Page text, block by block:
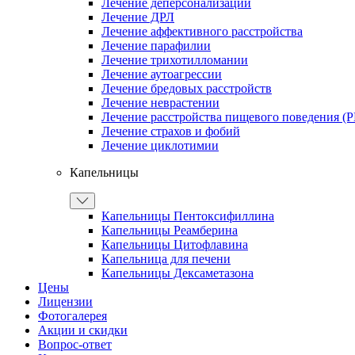
Лечение деперсонализации
Лечение ДРЛ
Лечение аффективного расстройства
Лечение парафилии
Лечение трихотилломании
Лечение аутоагрессии
Лечение бредовых расстройств
Лечение неврастении
Лечение расстройства пищевого поведения
Лечение страхов и фобий
Лечение циклотимии
Капельницы
Капельницы Пентоксифиллина
Капельницы Реамберина
Капельницы Цитофлавина
Капельница для печени
Капельницы Дексаметазона
Цены
Лицензии
Фотогалерея
Акции и скидки
Вопрос-ответ